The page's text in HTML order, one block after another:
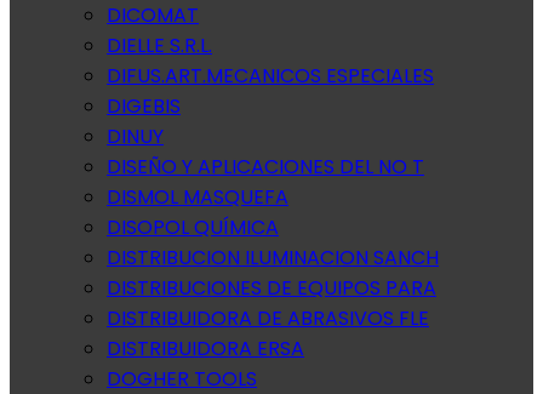
DICOMAT
DIELLE S.R.L.
DIFUS.ART.MECANICOS ESPECIALES
DIGEBIS
DINUY
DISEÑO Y APLICACIONES DEL NO T
DISMOL MASQUEFA
DISOPOL QUÍMICA
DISTRIBUCION ILUMINACION SANCH
DISTRIBUCIONES DE EQUIPOS PARA
DISTRIBUIDORA DE ABRASIVOS FLE
DISTRIBUIDORA ERSA
DOGHER TOOLS